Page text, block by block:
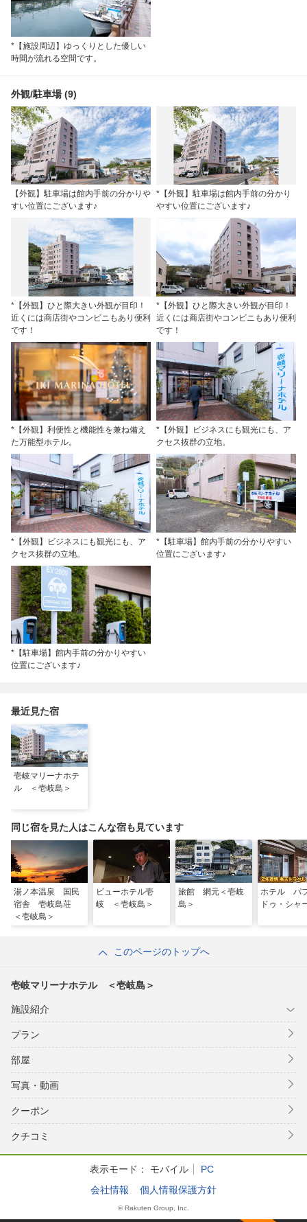
*【施設周辺】ゆっくりとした優しい
時間が流れる空間です。
外観/駐車場 (9)
【外観】駐車場は館内手前の分かりや
すい位置にございます♪
*【外観】駐車場は館内手前の分かり
やすい位置にございます♪
*【外観】ひと際大きい外観が目印！
近くには商店街やコンビニもあり便利
です！
*【外観】ひと際大きい外観が目印！
近くには商店街やコンビニもあり便利
です！
*【外観】利便性と機能性を兼ね備え
た万能型ホテル。
*【外観】ビジネスにも観光にも、ア
クセス抜群の立地。
*【外観】ビジネスにも観光にも、ア
クセス抜群の立地。
*【駐車場】館内手前の分かりやすい
位置にございます♪
*【駐車場】館内手前の分かりやすい
位置にございます♪
最近見た宿
壱岐マリーナホテ
ル ＜壱岐島＞
同じ宿を見た人はこんな宿も見ています
湯ノ本温泉 国民
宿舎 壱岐島荘
＜壱岐島＞
ビューホテル壱
岐 ＜壱岐島＞
旅館 網元＜壱岐
島＞
ホテル パ
ドゥ・シャ
このページのトップへ
壱岐マリーナホテル ＜壱岐島＞
施設紹介
プラン
部屋
写真・動画
クーポン
クチコミ
表示モード： モバイル
PC
会社情報
個人情報保護方針
© Rakuten Group, Inc.